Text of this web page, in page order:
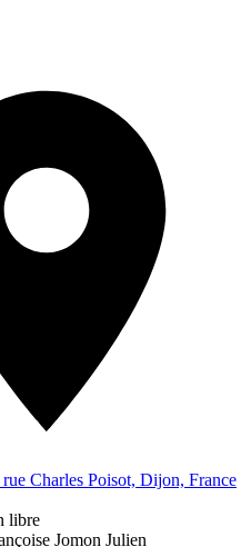
Charles Poisot, Dijon, France
libre
Jomon Julien